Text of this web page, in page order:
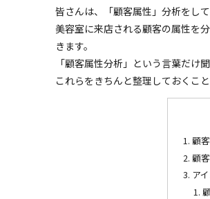
皆さんは、「顧客属性」分析をし
美容室に来店される顧客の属性を
きます。
「顧客属性分析」という言葉だけ
これらをきちんと整理しておくこ
顧
顧
ア